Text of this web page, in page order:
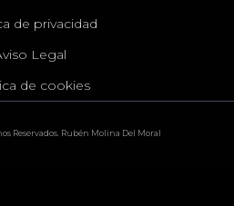
de privacidad
Legal
de cookies
Reservados. Rubén Molina Del Moral